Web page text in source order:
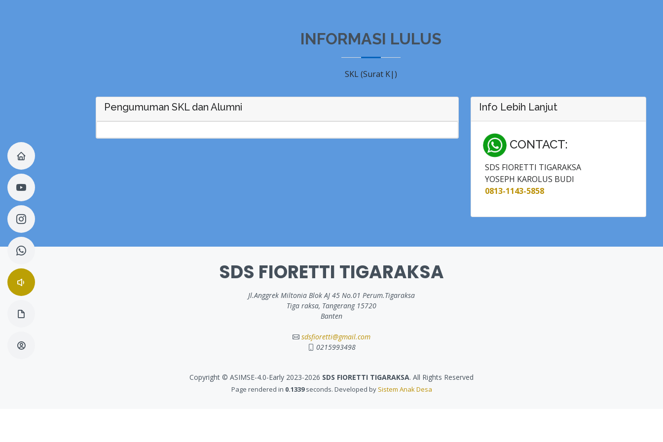
INFORMASI LULUS
SKL (Sura |)
Pengumuman SKL dan Alumni Info Lebih Lanjut
CONTACT:
SDS FIORETTI TIGARAKSA
YOSEPH KAROLUS BUDI
0813-1143-5858
SDS FIORETTI TIGARAKSA
Jl.Anggrek Miltonia Blok AJ 45 No.01 Perum.Tigaraksa
Tiga raksa, Tangerang 15720
Banten
sdsfioretti@gmail.com
0215993498
Copyright © ASIMSE-4.0-Early 2023-2026 SDS FIORETTI TIGARAKSA. All Rights Reserved
Page rendered in 0.1339seconds. Developed by Sistem Anak Desa